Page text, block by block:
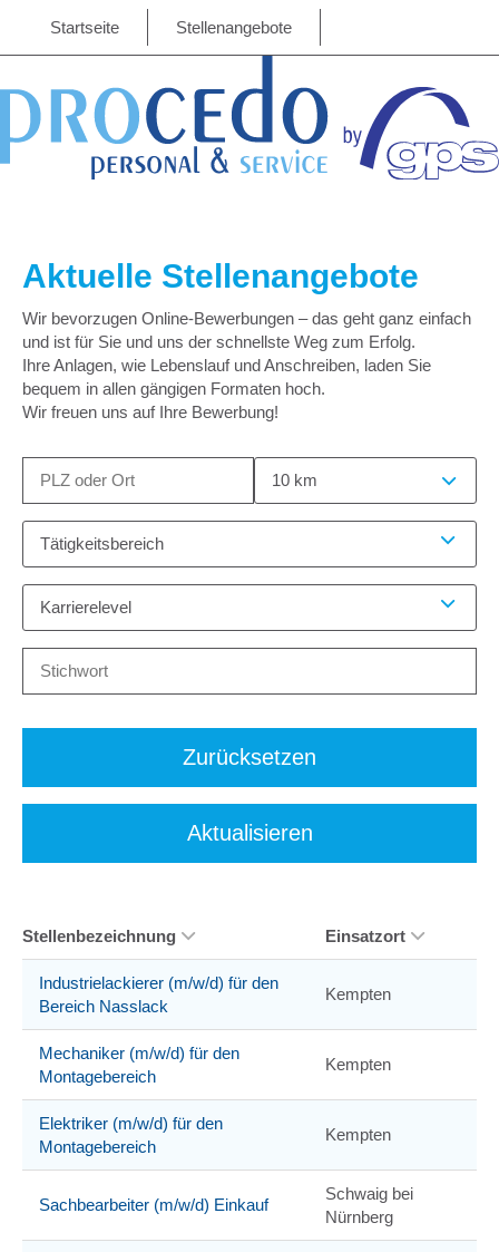
Startseite Stellenangebote
Aktuelle Stellenangebote
Wir bevorzugen Online-Bewerbungen – das geht ganz einfach
und ist für Sie und uns der schnellste Weg zum Erfolg.
Ihre Anlagen, wie Lebenslauf und Anschreiben, laden Sie
bequem in allen gängigen Formaten hoch.
Wir freuen uns auf Ihre Bewerbung!
10 km
Tätigkeitsbereich
Karrierelevel
Zurücksetzen
Aktualisieren
Stellenbezeichnung Einsatzort
Industrielackierer (m/w/d) für den
Bereich Nasslack
Kempten
Mechaniker (m/w/d) für den
Montagebereich
Kempten
Elektriker (m/w/d) für den
Montagebereich
Kempten
Sachbearbeiter (m/w/d) Einkauf
Schwaig bei
Nürnberg